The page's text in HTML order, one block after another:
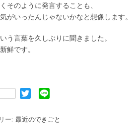
そのように発言することも、
がいったんじゃないかなと想像します。
う言葉を久しぶりに聞きました。
鮮です。
i
n
ー: 最近のできごと